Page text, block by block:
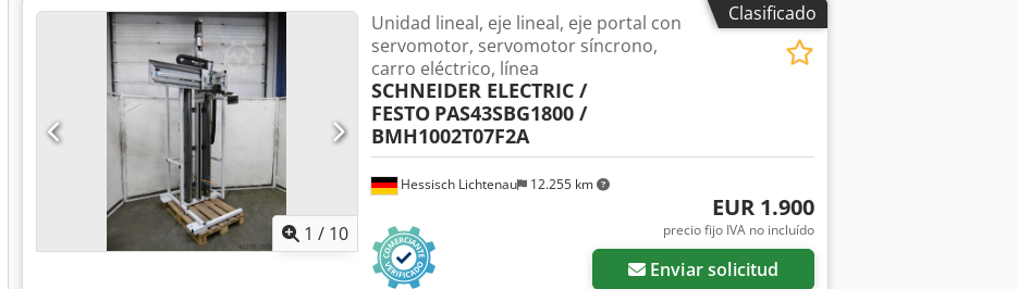
Clasificado
1 / 10
Hessisch Lichtenau 12.255 km
Unidad lineal, eje lineal, eje portal con
servomotor, servomotor síncrono,
carro eléctrico, línea
SCHNEIDER ELECTRIC /
FESTO PAS43SBG1800 /
BMH1002T07F2A
EUR 1.900
precio fijo IVA no incluído
Enviar solicitud